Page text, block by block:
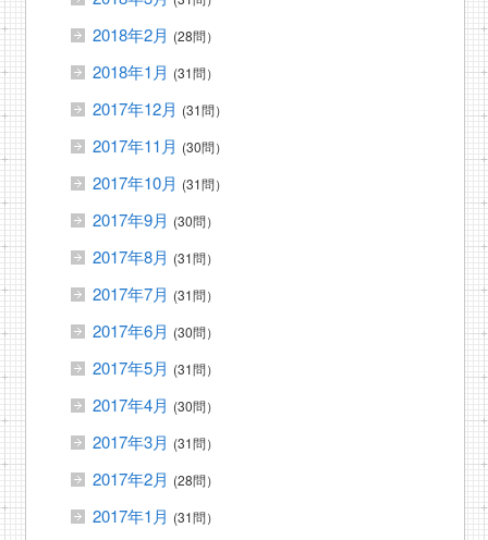
2018年2月 (28問）
2018年1月 (31問）
2017年12月 (31問）
2017年11月 (30問）
2017年10月 (31問）
2017年9月 (30問）
2017年8月 (31問）
2017年7月 (31問）
2017年6月 (30問）
2017年5月 (31問）
2017年4月 (30問）
2017年3月 (31問）
2017年2月 (28問）
2017年1月 (31問）